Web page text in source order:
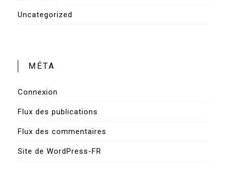
Uncategorized
MÉTA
Connexion
Flux des publications
Flux des commentaires
Site de WordPress-FR